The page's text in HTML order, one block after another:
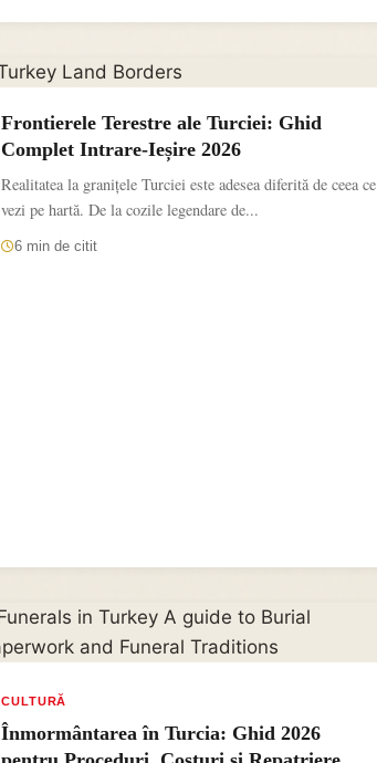
Frontierele Terestre ale Turciei: Ghid
Complet Intrare-Ieșire 2026
Realitatea la granițele Turciei este adesea diferită de ceea ce
vezi pe hartă. De la cozile legendare de...
6 min de citit
CULTURĂ
Înmormântarea în Turcia: Ghid 2026